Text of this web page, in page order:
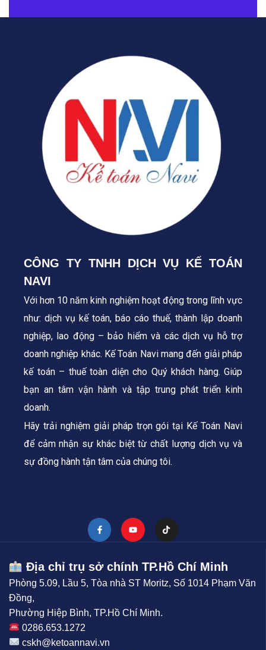
CÔNG TY TNHH DỊCH VỤ KẾ TOÁN
NAVI
Với hơn 10 năm kinh nghiệm hoạt động trong lĩnh vực
như: dịch vụ kế toán, báo cáo thuế, thành lập doanh
nghiệp, lao động – bảo hiểm và các dịch vụ hỗ trợ
doanh nghiệp khác. Kế Toán Navi mang đến giải pháp
kế toán – thuế toàn diện cho Quý khách hàng. Giúp
bạn an tâm vận hành và tập trung phát triển kinh
doanh.
Hãy trải nghiệm giải pháp trọn gói tại Kế Toán Navi
để cảm nhận sự khác biệt từ chất lượng dịch vụ và
sự đồng hành tận tâm của chúng tôi.
Địa chỉ trụ sở chính TP.Hồ Chí Minh
Phòng 5.09, Lầu 5, Tòa nhà ST Moritz, Số 1014 Phạm Văn
Đồng,
Phường Hiệp Bình, TP.Hồ Chí Minh.
0286.653.1272
cskh@ketoannavi.vn